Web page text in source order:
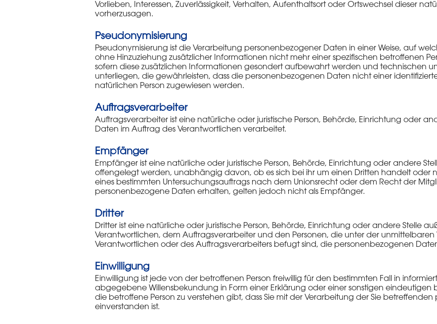
Vorlieben, Interessen, Zuverlässigkeit, Verhalten, Aufenthaltsort oder Ortswechsel dieser
vorherzusagen.
Pseudonymisierung
Pseudonymisierung ist die Verarbeitung personenbezogener Daten in einer Weise, auf
ohne Hinzuziehung zusätzlicher Informationen nicht mehr einer spezifischen betroffenen
sofern diese zusätzlichen Informationen gesondert aufbewahrt werden und technischen
unterliegen, die gewährleisten, dass die personenbezogenen Daten nicht einer
natürlichen Person zugewiesen werden.
Auftragsverarbeiter
Auftragsverarbeiter ist eine natürliche oder juristische Person, Behörde, Einrichtung oder
Daten im Auftrag des Verantwortlichen verarbeitet.
Empfänger
Empfänger ist eine natürliche oder juristische Person, Behörde, Einrichtung oder andere
offengelegt werden, unabhängig davon, ob es sich bei ihr um einen Dritten handelt oder
eines bestimmten Untersuchungsauftrags nach dem Unionsrecht oder dem Recht der
personenbezogene Daten erhalten, gelten jedoch nicht als Empfänger.
Dritter
Dritter ist eine natürliche oder juristische Person, Behörde, Einrichtung oder andere Stelle
Verantwortlichen, dem Auftragsverarbeiter und den Personen, die unter der
Verantwortlichen oder des Auftragsverarbeiters befugt sind, die personenbezogenen
Einwilligung
Einwilligung ist jede von der betroffenen Person freiwillig für den bestimmten Fall in
abgegebene Willensbekundung in Form einer Erklärung oder einer sonstigen
die betroffene Person zu verstehen gibt, dass Sie mit der Verarbeitung der Sie
einverstanden ist.